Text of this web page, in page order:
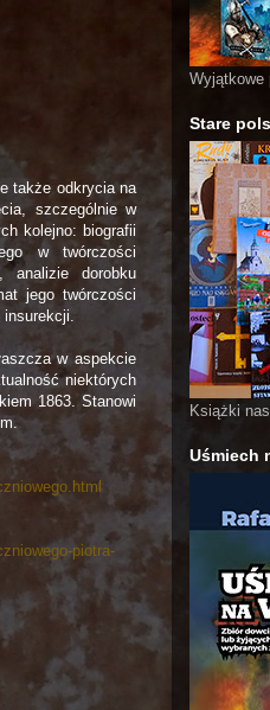
także odkrycia na
szczególnie w
kolejno: biografii
w twórczości
analizie dorobku
jego twórczości
insurekcji.
w aspekcie
niektórych
1863. Stanowi
piotra-
Wyjątkowe
Stare
Książki
Uśmiech